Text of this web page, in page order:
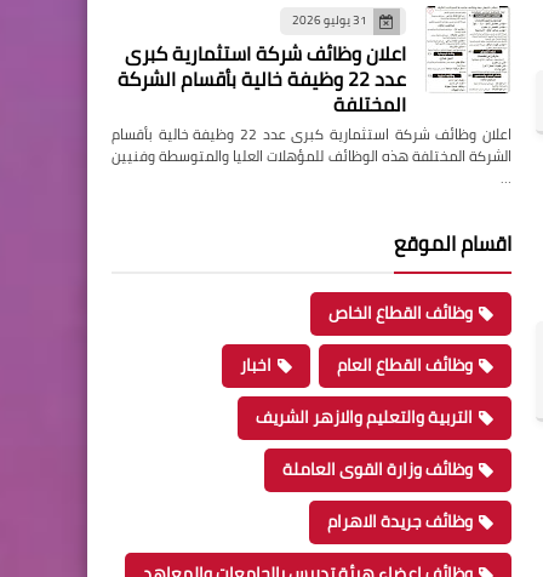
31 يوليو 2026
اعلان وظائف شركة استثمارية كبرى
عدد 22 وظيفة خالية بأقسام الشركة
المختلفة
اعلان وظائف شركة استثمارية كبرى عدد 22 وظيفة خالية بأقسام
الشركة المختلفة هذه الوظائف للمؤهلات العليا والمتوسطة وفنيين
…
اقسام الموقع
وظائف القطاع الخاص
وظائف القطاع العام
اخبار
التربية والتعليم والازهر الشريف
وظائف وزارة القوى العاملة
وظائف جريدة الاهرام